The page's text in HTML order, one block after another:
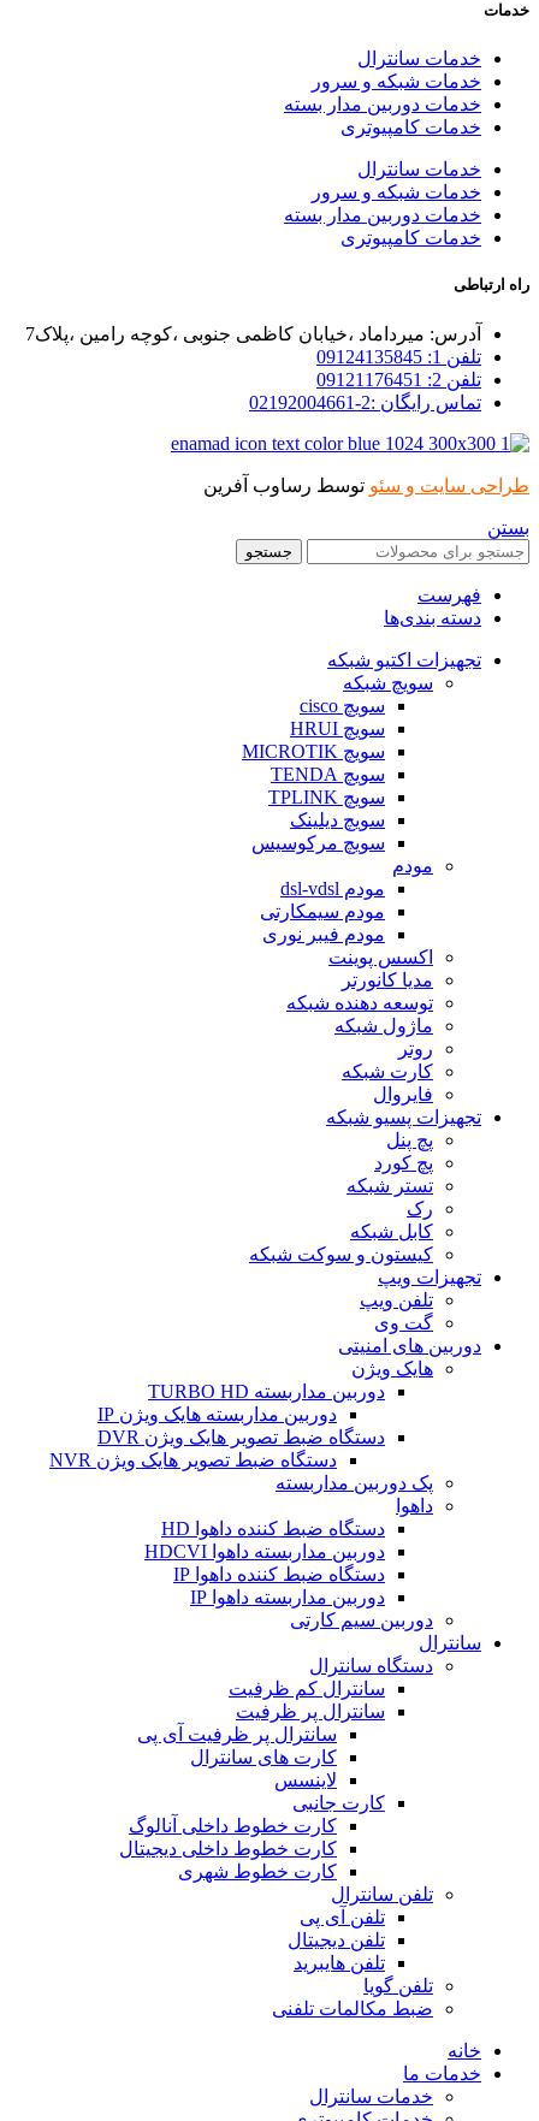
خدمات
خدمات سانترال
خدمات شبکه و سرور
خدمات دوربین مدار بسته
خدمات کامپیوتری
خدمات سانترال
خدمات شبکه و سرور
خدمات دوربین مدار بسته
خدمات کامپیوتری
راه ارتباطی
آدرس: میرداماد ،خیابان کاظمی جنوبی ،کوچه رامین ،پلاک7
تلفن 1: 09124135845
تلفن 2: 09121176451
تماس رایگان :2-02192004661
طراحی سایت و سئو توسط رساوب آفرین
بستن
جستجو
فهرست
دسته بندی‌ها
تجهیزات اکتیو شبکه
سویچ شبکه
سویچ cisco
سویچ HRUI
سویچ MICROTIK
سویچ TENDA
سویچ TPLINK
سویچ دیلینک
سویچ مرکوسیس
مودم
مودم dsl-vdsl
مودم سیمکارتی
مودم فیبر نوری
اکسس پوینت
مدیا کانورتر
توسعه دهنده شبکه
ماژول شبکه
روتر
کارت شبکه
فایروال
تجهیزات پسیو شبکه
پچ پنل
پچ کورد
تستر شبکه
رک
کابل شبکه
کیستون و سوکت شبکه
تجهیزات ویپ
تلفن ویپ
گت وی
دوربین های امنیتی
هایک ویژن
دوربین مداربسته TURBO HD
دوربین مداربسته هایک ویژن IP
دستگاه ضبط تصویر هایک ویژن DVR
دستگاه ضبط تصویر هایک ویژن NVR
پک دوربین مداربسته
داهوا
دستگاه ضبط کننده داهوا HD
دوربین مداربسته داهوا HDCVI
دستگاه ضبط کننده داهوا IP
دوربین مداربسته داهوا IP
دوربین سیم کارتی
سانترال
دستگاه سانترال
سانترال کم ظرفیت
سانترال پر ظرفیت
سانترال پر ظرفیت آی پی
کارت های سانترال
لاینسس
کارت جانبی
کارت خطوط داخلی آنالوگ
کارت خطوط داخلی دیجیتال
کارت خطوط شهری
تلفن سانترال
تلفن آی پی
تلفن دیجیتال
تلفن هایبرید
تلفن گویا
ضبط مکالمات تلفنی
خانه
خدمات ما
خدمات سانترال